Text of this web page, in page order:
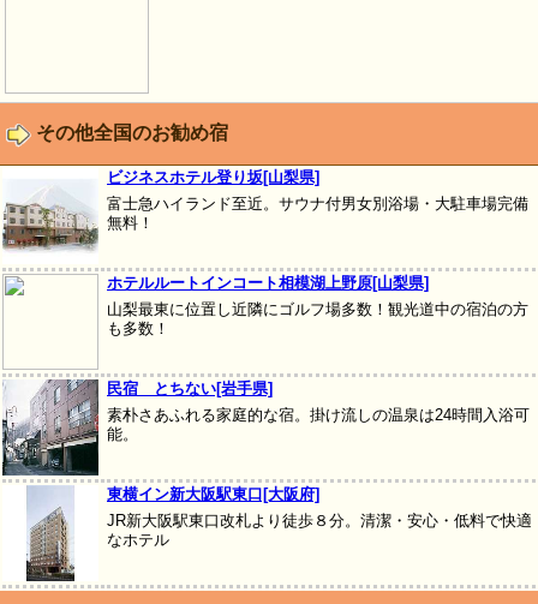
その他全国のお勧め宿
ビジネスホテル登り坂[山梨県]
富士急ハイランド至近。サウナ付男女別浴場・大駐車場完備
無料！
ホテルルートインコート相模湖上野原[山梨県]
山梨最東に位置し近隣にゴルフ場多数！観光道中の宿泊の方
も多数！
民宿 とちない[岩手県]
素朴さあふれる家庭的な宿。掛け流しの温泉は24時間入浴可
能。
東横イン新大阪駅東口[大阪府]
JR新大阪駅東口改札より徒歩８分。清潔・安心・低料で快適
なホテル